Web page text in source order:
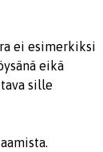
ei esimerkiksi
eikä
sille